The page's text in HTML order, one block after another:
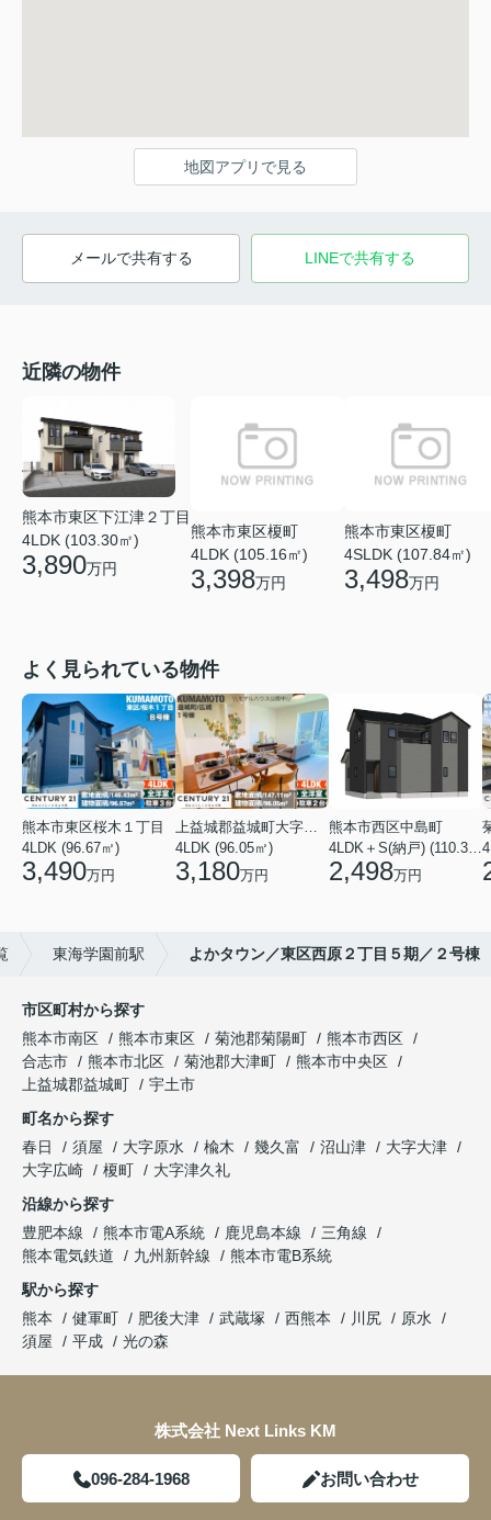
地図アプリで見る
メールで共有する LINEで共有する
近隣の物件
熊本市東区下江津２丁目
4LDK (103.30㎡)
3,890万円
熊本市東区榎町
4LDK (105.16㎡)
3,398万円
熊本市東区榎町
4SLDK (107.84㎡)
3,498万円
よく見られている物件
熊本市東区桜木１丁目
4LDK (96.67㎡)
3,490万円
上益城郡益城町大字広崎
4LDK (96.05㎡)
3,180万円
熊本市西区中島町
4LDK＋S(納戸) (110.37㎡)
2,498万円
東海学園前駅 よかタウン／東区西原２丁目５期／２号棟
市区町村から探す
熊本市南区
熊本市東区 菊池郡菊陽町
熊本市西区
合志市
熊本市北区 菊池郡大津町
熊本市中央区
上益城郡益城町
宇土市
町名から探す
春日
須屋 大字原水 楡木 幾久富 沼山津
大字大津
大字広崎
榎町
大字津久礼
沿線から探す
豊肥本線
熊本市電A系統 鹿児島本線
三角線
熊本電気鉄道
九州新幹線
熊本市電B系統
駅から探す
熊本
健軍町 肥後大津 武蔵塚 西熊本 川尻
原水
須屋
平成 光の森
株式会社 Next Links KM
096-284-1968 お問い合わせ